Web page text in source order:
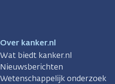
Over kanker.nl
Wat biedt kanker.nl
Nieuwsberichten
Wetenschappelijk onderzoek